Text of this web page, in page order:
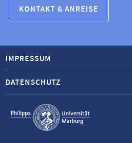
KONTAKT & ANREISE
Service-
Navigation
IMPRESSUM
DATENSCHUTZ